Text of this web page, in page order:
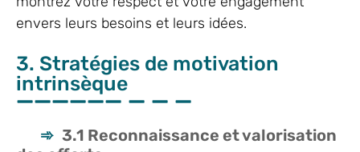
envers leurs besoins et leurs idées.
3. Stratégies de motivation
intrinsèque
3.1 Reconnaissance et valorisation